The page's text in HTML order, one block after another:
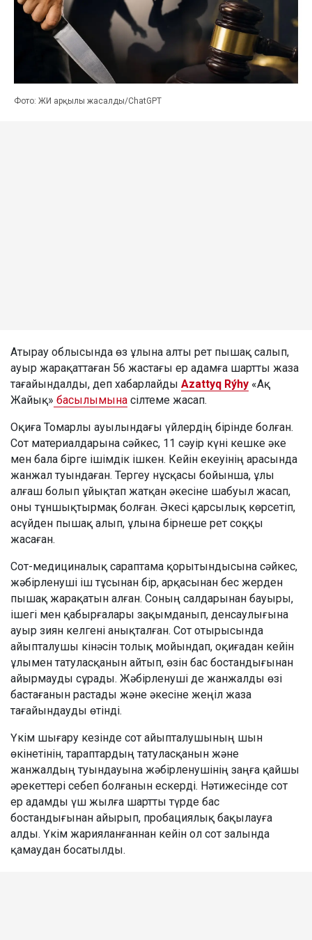
Фото: ЖИ арқылы жасалды/ChatGPT
Атырау облысында өз ұлына алты рет пышақ салып,
ауыр жарақаттаған 56 жастағы ер адамға шартты жаза
тағайындалды, деп хабарлайды Azattyq Rýhy «Ақ
Жайық» басылымына сілтеме жасап.
Оқиға Томарлы ауылындағы үйлердің бірінде болған.
Сот материалдарына сәйкес, 11 сәуір күні кешке әке
мен бала бірге ішімдік ішкен. Кейін екеуінің арасында
жанжал туындаған. Тергеу нұсқасы бойынша, ұлы
алғаш болып ұйықтап жатқан әкесіне шабуыл жасап,
оны тұншықтырмақ болған. Әкесі қарсылық көрсетіп,
асүйден пышақ алып, ұлына бірнеше рет соққы
жасаған.
Сот-медициналық сараптама қорытындысына сәйкес,
жәбірленуші іш тұсынан бір, арқасынан бес жерден
пышақ жарақатын алған. Соның салдарынан бауыры,
ішегі мен қабырғалары зақымданып, денсаулығына
ауыр зиян келгені анықталған. Сот отырысында
айыпталушы кінәсін толық мойындап, оқиғадан кейін
ұлымен татуласқанын айтып, өзін бас бостандығынан
айырмауды сұрады. Жәбірленуші де жанжалды өзі
бастағанын растады және әкесіне жеңіл жаза
тағайындауды өтінді.
Үкім шығару кезінде сот айыпталушының шын
өкінетінін, тараптардың татуласқанын және
жанжалдың туындауына жәбірленушінің заңға қайшы
әрекеттері себеп болғанын ескерді. Нәтижесінде сот
ер адамды үш жылға шартты түрде бас
бостандығынан айырып, пробациялық бақылауға
алды. Үкім жарияланғаннан кейін ол сот залында
қамаудан босатылды.